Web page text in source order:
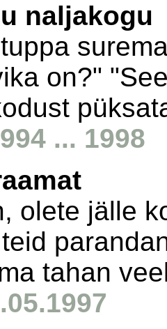
naljakogu
on?"
... 1998
olete jälle
tahan